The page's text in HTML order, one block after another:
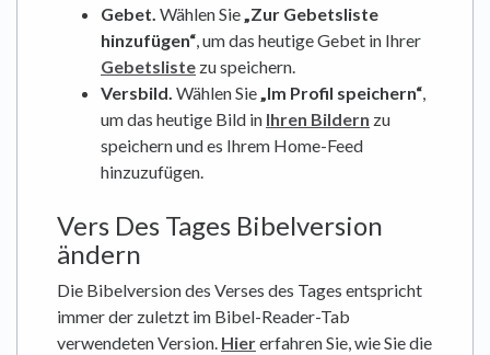
Gebet. Wählen Sie„Zur Gebetsliste
hinzufügen“, um das heutige Gebet in Ihrer
Gebetsliste zu speichern.
Versbild. Wählen Sie„Im Profil speichern“,
um das heutige Bild in Ihren Bildern zu
speichern und es Ihrem Home-Feed
hinzuzufügen.
Vers Des Tages Bibelversion
ändern
Die Bibelversion des Verses des Tages entspricht
immer der zuletzt im Bibel-Reader-Tab
verwendeten Version. Hiererfahren Sie, wie Sie die